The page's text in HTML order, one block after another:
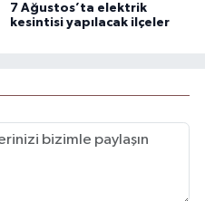
7 Ağustos’ta elektrik
kesintisi yapılacak ilçeler